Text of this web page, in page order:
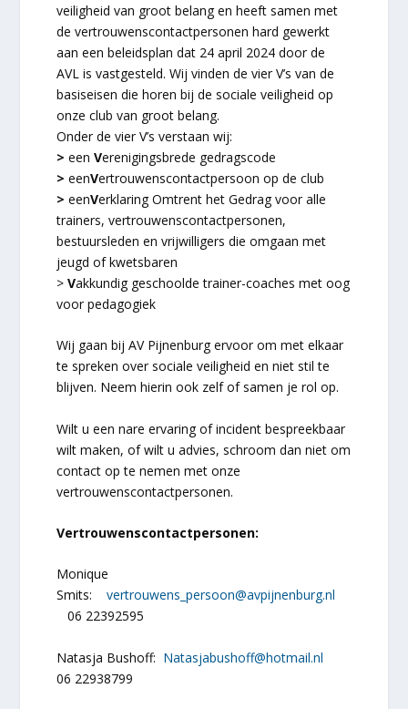
veiligheid van groot belang en heeft samen met
de vertrouwenscontactpersonen hard gewerkt
aan een beleidsplan dat 24 april 2024 door de
AVL is vastgesteld. Wij vinden de vier V’s van de
basiseisen die horen bij de sociale veiligheid op
onze club van groot belang.
Onder de vier V’s verstaan wij:
>eenVerenigingsbrede gedragscode
>eenVertrouwenscontactpersoon op de club
>eenVerklaring Omtrent het Gedrag voor alle
trainers, vertrouwenscontactpersonen,
bestuursleden en vrijwilligers die omgaan met
jeugd of kwetsbaren
>Vakkundig geschoolde trainer-coaches met oog
voor pedagogiek
Wij gaan bij AV Pijnenburg ervoor om met elkaar
te spreken over sociale veiligheid en niet stil te
blijven. Neem hierin ook zelf of samen je rol op.
Wilt u een nare ervaring of incident bespreekbaar
wilt maken, of wilt u advies, schroom dan niet om
contact op te nemen met onze
vertrouwenscontactpersonen.
Vertrouwenscontactpersonen:
Monique
Smits:vertrouwens_persoon@avpijnenburg.nl
06 22392595
Natasja Bushoff: Natasjabushoff@hotmail.nl
06 22938799